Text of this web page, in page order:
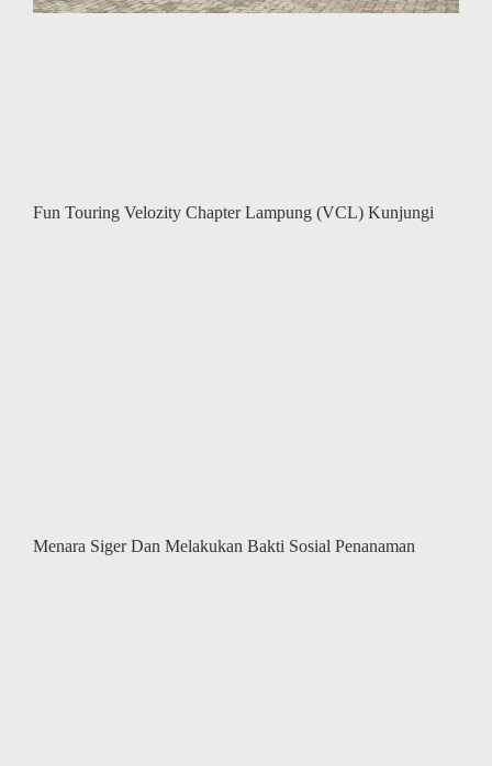
Fun Touring Velozity Chapter Lampung (VCL) Kunjungi
Menara Siger Dan Melakukan Bakti Sosial Penanaman